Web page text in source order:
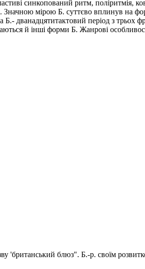
синкопований ритм,
мірою Б. суттєво вплинув на
дванадцятитактовий період з трьох
й інші форми Б. Жанрові
'британський блюз". Б.-р. своїм